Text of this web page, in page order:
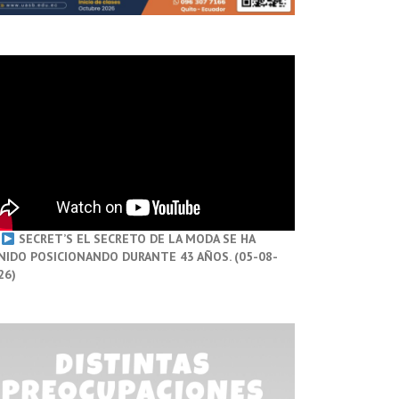
SECRET’S EL SECRETO DE LA MODA SE HA
POSICIONANDO DURANTE 43 AÑOS. (05-08-